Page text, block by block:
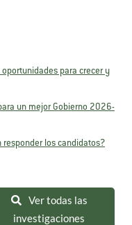
oportunidades para crecer y
un mejor Gobierno 2026-
responder los candidatos?
Ver todas las
investigaciones